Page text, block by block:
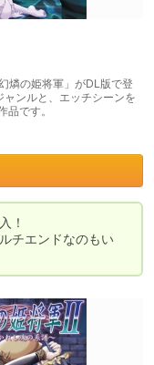
燐の姫将軍」がDL版で登
ンルと、エッチシーンを
です。
！
チエンドなのもい